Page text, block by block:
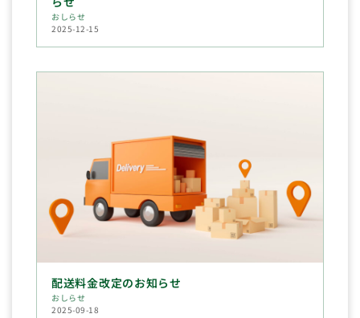
おしらせ
2025-12-15
配送料金改定のお知らせ
おしらせ
2025-09-18